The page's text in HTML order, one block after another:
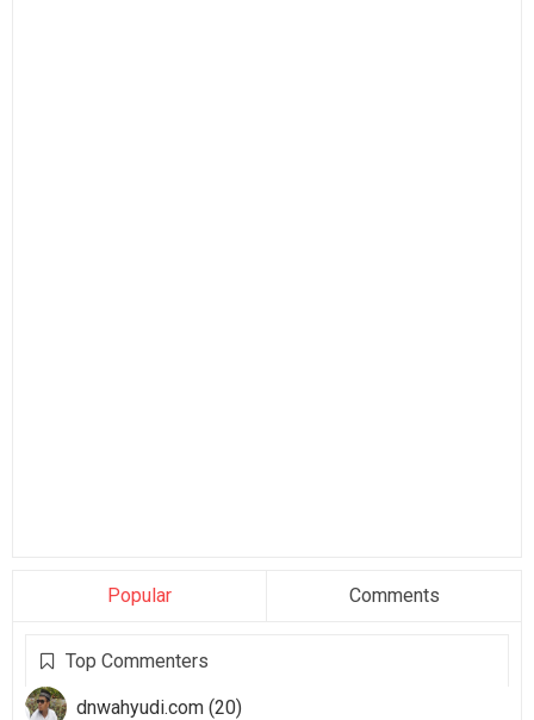
Popular Comments
Top Commenters
dnwahyudi.com (20)